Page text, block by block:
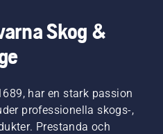
Skog &
har en stark passion
professionella skogs-,
Prestanda och